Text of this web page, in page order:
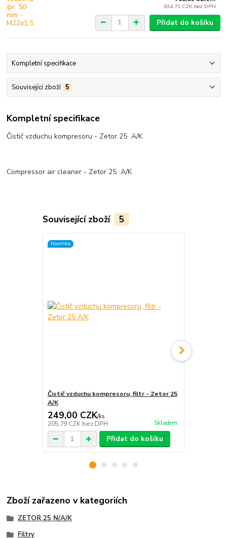
634,71 CZK bez DPH
Přidat do košíku
Kompletní specifikace
Související zboží 5
Kompletní specifikace
Čistič vzduchu kompresoru - Zetor 25 A/K
Compressor air cleaner - Zetor 25 A/K
Související zboží 5
Novinka
Čistič vzduchu kompresoru, filtr - Zetor 25
A/K
249,00 CZK/ks
205,79 CZK bez DPH Skladem
Přidat do košíku
Zboží zařazeno v kategoriích
ZETOR 25 N/A/K
Filtry